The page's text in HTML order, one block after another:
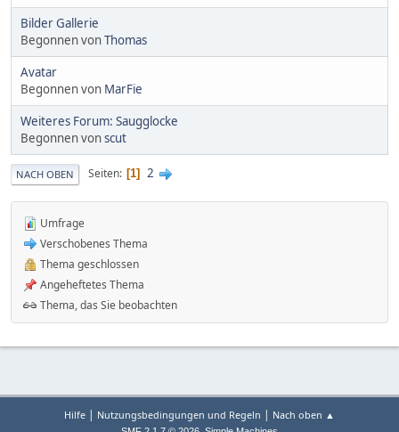
Bilder Gallerie
Begonnen vonThomas
Avatar
Begonnen von MarFie
Weiteres Forum: Saugglocke
Begonnen vonscut
NACH OBEN Seiten 1 2
Umfrage
Verschobenes Thema
Thema geschlossen
Angeheftetes Thema
Thema, das Sie beobachten
Hilfe | Nutzungsbedingungen und Regeln | Nach oben ▲